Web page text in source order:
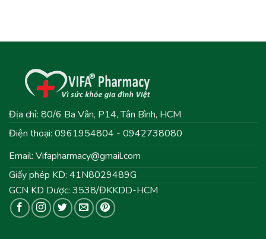
Địa chỉ: 80/6 Ba Vân, P14, Tân Bình, HCM
Điện thoại: 0961954804 - 0942738080
Email: Vifapharmacy@gmail.com
Giấy phép KD: 41N8029489G
GCN KD Dược: 3538/ĐKKDD-HCM